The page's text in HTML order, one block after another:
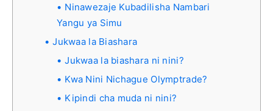
Ninawezaje Kubadilisha Nambari
Yangu ya Simu
Jukwaa la Biashara
Jukwaa la biashara ni nini?
Kwa Nini Nichague Olymptrade?
Kipindi cha muda ni nini?